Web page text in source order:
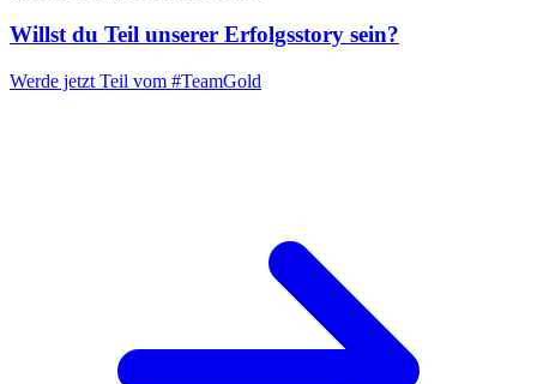
Willst du Teil unserer Erfolgsstory sein?
Werde jetzt Teil vom #TeamGold